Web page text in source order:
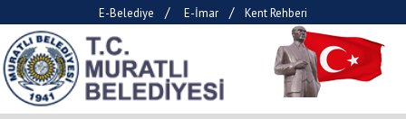
E-Belediye / E-İmar / Kent Rehberi